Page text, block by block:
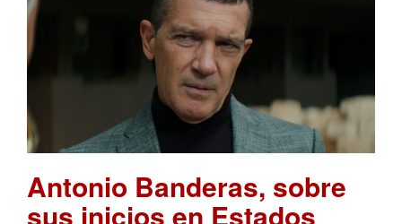
Antonio Banderas, sobre
sus inicios en Estados